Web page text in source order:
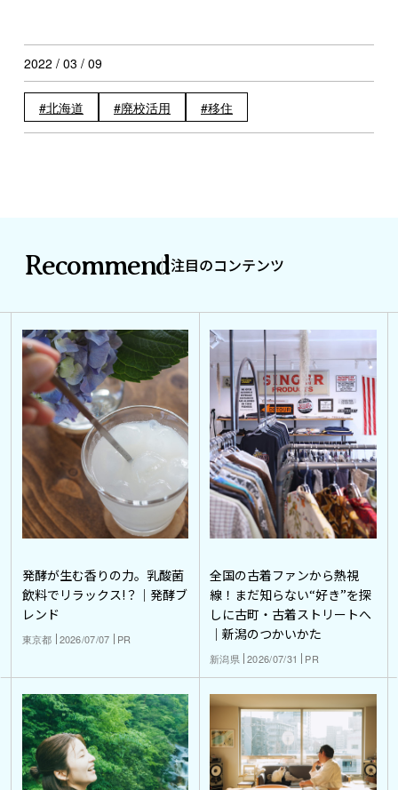
2022 / 03 / 09
北海道 廃校活用 移住
Recommend注目のコンテンツ
発酵が生む香りの力。乳酸菌
飲料でリラックス!？｜発酵ブ
レンド
東京都 2026/07/07 PR
全国の古着ファンから熱視
線！まだ知らない“好き”を探
しに古町・古着ストリートへ
｜新潟のつかいかた
新潟県 2026/07/31 PR